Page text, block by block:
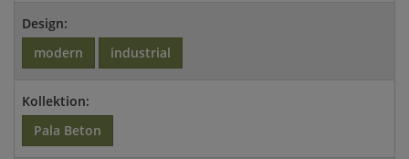
Design:
modern
industrial
Kollektion:
Pala Beton